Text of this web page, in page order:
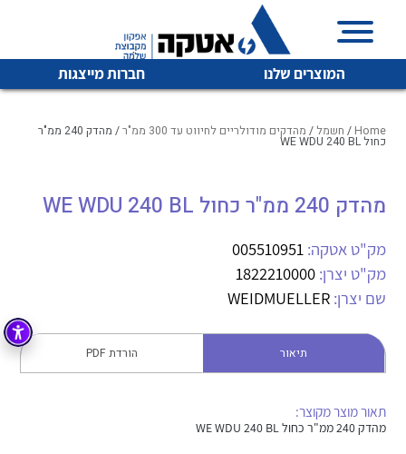
המוצרים שלנו חברות מייצגות
איכות | שרות | זמינות
והפצה של מוצרי
מיתוג, בקרה , ואינסטלציה חשמלית ופעילה ב7 תחומים:
חשמל מיתוג ואינסטלציה חשמלית
בקרה
זיווד
אלקטרוניקה
לכל מוצרי היצרן לכל מוצרי היצרן
לכל מוצרי היצרן לכל מוצרי היצרן
Home
/ חשמל / מהדקים מודולריים לחיווט עד 300 ממ"ר / מהדק 240 ממ"ר
כחול WE WDU 240 BL
מהדק 240 ממ"ר כחול WE WDU 240 BL
מק"ט אטקה: 005510951
מק"ט יצרן: 1822210000
שם יצרן: WEIDMUELLER
תיאור הורדת PDF
תאור מוצר מקוצר:
מהדק 240 ממ"ר כחול WE WDU 240 BL